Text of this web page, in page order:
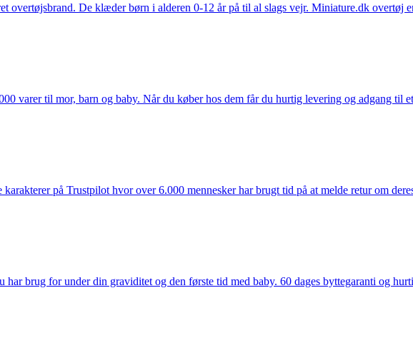
overtøjsbrand. De klæder børn i alderen 0-12 år på til al slags vejr. Miniature.dk overtøj
varer til mor, barn og baby. Når du køber hos dem får du hurtig levering og adgang til
på Trustpilot hvor over 6.000 mennesker har brugt tid på at melde retur om
brug for under din graviditet og den første tid med baby. 60 dages byttegaranti og